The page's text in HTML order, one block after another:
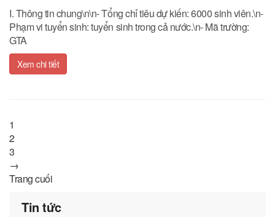
I. Thông tin chung\n\n- Tổng chỉ tiêu dự kiến: 6000 sinh viên.\n-
Phạm vi tuyển sinh: tuyển sinh trong cả nước.\n- Mã trường:
GTA
Xem chi tiết
1
2
3
→
Trang cuối
Tin tức